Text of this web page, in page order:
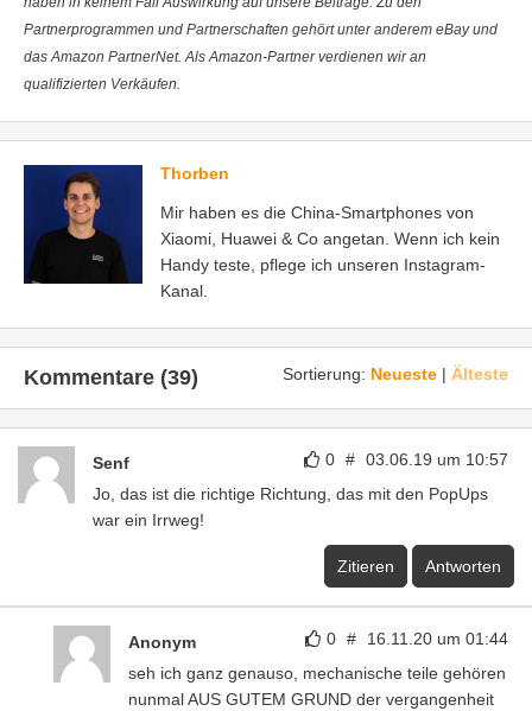
Partnerprogrammen und Partnerschaften gehört unter anderem eBay und
das Amazon PartnerNet. Als Amazon-Partner verdienen wir an
qualifizierten Verkäufen.
Thorben
Mir haben es die China-Smartphones von
Xiaomi, Huawei & Co angetan. Wenn ich kein
Handy teste, pflege ich unseren Instagram-
Kanal.
Sortierung: Neueste | Älteste
Kommentare (39)
0 # 03.06.19 um 10:57
Senf
Jo, das ist die richtige Richtung, das mit den PopUps
war ein Irrweg!
Zitieren Antworten
0 # 16.11.20 um 01:44
Anonym
seh ich ganz genauso, mechanische teile gehören
nunmal AUS GUTEM GRUND der vergangenheit